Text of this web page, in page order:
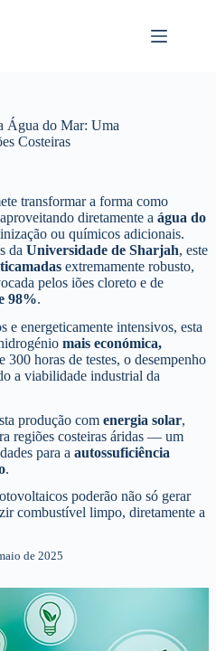
Água do Mar: Uma
Costeiras
transformar a forma como
diretamente a água do
ou químicos adicionais.
da Universidade de Sharjah, este
extremamente robusto,
pelos iões cloreto e de
98%.
e energeticamente intensivos, esta
mais económica,
300 horas de testes, o desempenho
a viabilidade industrial da
produção com energia solar,
regiões costeiras áridas — um
para a autossuficiência
.
poderão não só gerar
combustível limpo, diretamente a
de 2025